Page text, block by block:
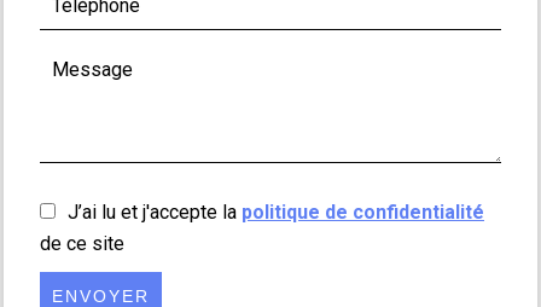
J’ai lu et j'accepte la politique de confidentialité
de ce site
ENVOYER